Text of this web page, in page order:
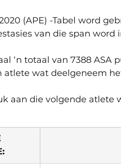
(APE) -Tabel word
van die span word
‘n totaal van 7388 ASA
atlete wat deelgeneem
aan die volgende atlete